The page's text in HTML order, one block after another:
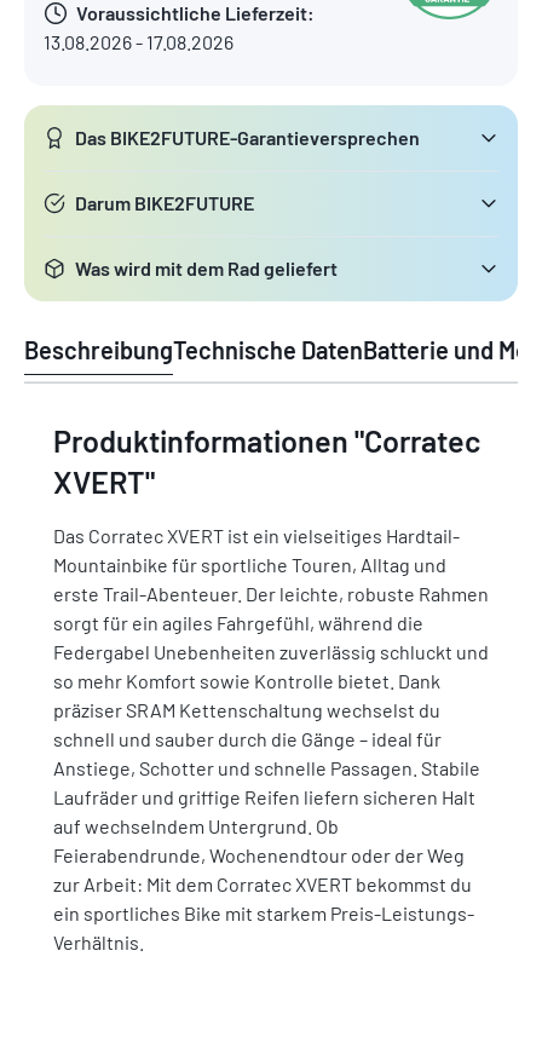
Voraussichtliche Lieferzeit:
13.08.2026 - 17.08.2026
Das BIKE2FUTURE-Garantieversprechen
Darum BIKE2FUTURE
Was wird mit dem Rad geliefert
BeschreibungTechnische DatenBatterie und
Produktinformationen "Corratec
XVERT"
Das Corratec XVERT ist ein vielseitiges Hardtail-
Mountainbike für sportliche Touren, Alltag und
erste Trail-Abenteuer. Der leichte, robuste Rahmen
sorgt für ein agiles Fahrgefühl, während die
Federgabel Unebenheiten zuverlässig schluckt und
so mehr Komfort sowie Kontrolle bietet. Dank
präziser SRAM Kettenschaltung wechselst du
schnell und sauber durch die Gänge – ideal für
Anstiege, Schotter und schnelle Passagen. Stabile
Laufräder und griffige Reifen liefern sicheren Halt
auf wechselndem Untergrund. Ob
Feierabendrunde, Wochenendtour oder der Weg
zur Arbeit: Mit dem Corratec XVERT bekommst du
ein sportliches Bike mit starkem Preis-Leistungs-
Verhältnis.